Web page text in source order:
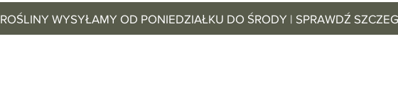
ROŚLINY WYSYŁAMY OD PONIEDZIAŁKU DO ŚRODY | SPRAWDŹ